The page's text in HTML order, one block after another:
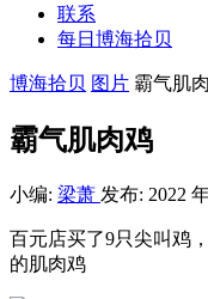
联系
每日博海拾贝
博海拾贝 图片 霸气肌
霸气肌肉鸡
小编: 梁萧 发布: 2022
百元店买了9只尖叫鸡
的肌肉鸡